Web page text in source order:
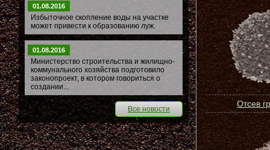
Отсев
01.08.2016
Избыточное скопление воды на участке
может привести к образованию луж.
01.08.2016
Министерство строительства и жилищно-
коммунального хозяйства подготовило
законопроект, в котором говориться о
создании...
Все новости